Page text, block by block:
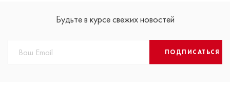
Будьте в курсе свежих новостей
ПОДПИСАТЬСЯ